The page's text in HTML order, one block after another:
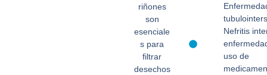
riñones
son
esenciale
s para
filtrar
desechos
Nefritis
uso de